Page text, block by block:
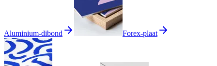
Aluminium-dibond Forex-plaat